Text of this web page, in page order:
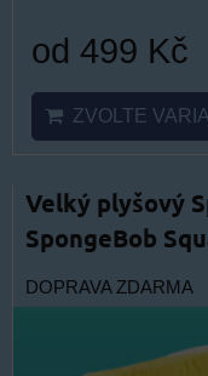
od 499 Kč
ZVOLTE
Velký plyšový
SpongeBob
DOPRAVA ZDARMA